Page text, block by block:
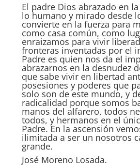
El padre Dios abrazado en
lo humano y mirado desde
convierte en la fuerza para
como casa común, como
enraizamos para vivir
fronteras inventadas por el
Padre es quien nos da el
abrazarnos en la desnudez
que sabe vivir en libertad
posesiones y poderes que
solo son de este mundo, y
radicalidad porque somos
manos del alfarero, todos
todos, y hermanos en el
Padre. En la ascensión
ilimitada a ser un nosotros
grande.
José Moreno Losada.